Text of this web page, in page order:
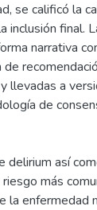
se calificó la
inclusión final.
narrativa
llevadas a
de
delirium así
más
la enfermedad